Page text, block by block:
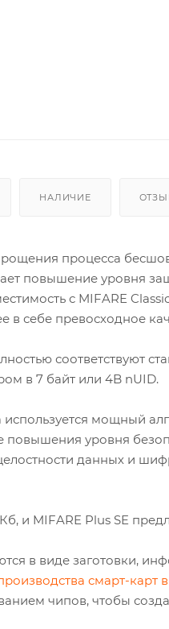
НАЛИЧИЕ
процесса
повышение уровня
с MIFARE
в себе превосходное
соответствуют
в 7 байт или 4B nUID.
мощный
уровня
данных и
и MIFARE Plus SE
в виде заготовки,
смарт-карт
чипов, чтобы